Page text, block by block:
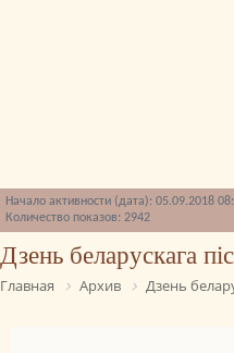
Начало активности (дата): 05.09.2018
Количество показов: 2942
Дзень беларускага
Главная Архив Дзень